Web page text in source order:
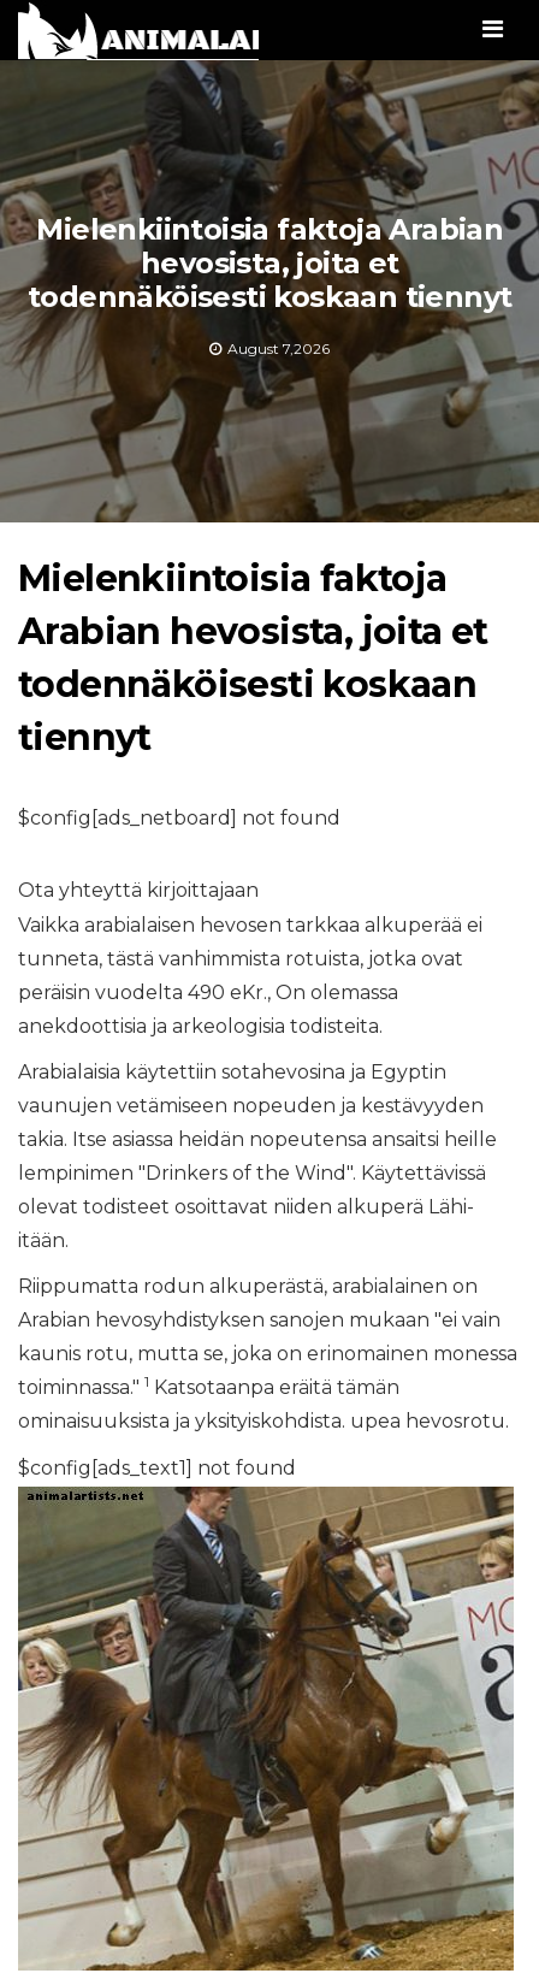
Mielenkiintoisia faktoja Arabian
hevosista, joita et
todennäköisesti koskaan tiennyt
August 7,2026
Mielenkiintoisia faktoja
Arabian hevosista, joita et
todennäköisesti koskaan
tiennyt
$config[ads_netboard] not found
Ota yhteyttä kirjoittajaan
Vaikka arabialaisen hevosen tarkkaa alkuperää ei
tunneta, tästä vanhimmista rotuista, jotka ovat
peräisin vuodelta 490 eKr., On olemassa
anekdoottisia ja arkeologisia todisteita.
Arabialaisia ​​käytettiin sotahevosina ja Egyptin
vaunujen vetämiseen nopeuden ja kestävyyden
takia. Itse asiassa heidän nopeutensa ansaitsi heille
lempinimen "Drinkers of the Wind". Käytettävissä
olevat todisteet osoittavat niiden alkuperä Lähi-
itään.
Riippumatta rodun alkuperästä, arabialainen on
Arabian hevosyhdistyksen sanojen mukaan "ei vain
kaunis rotu, mutta se, joka on erinomainen monessa
toiminnassa." 1 Katsotaanpa eräitä tämän
ominaisuuksista ja yksityiskohdista. upea hevosrotu.
$config[ads_text1] not found